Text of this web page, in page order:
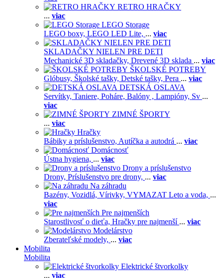
RETRO HRAČKY
... viac
LEGO Storage
LEGO boxy, LEGO LED Lite, ... viac
SKLADAČKY NIELEN PRE DETI
Mechanické 3D skladačky, Drevené 3D sklada ... viac
ŠKOLSKÉ POTREBY
Glóbusy, Školské tašky, Detské tašky, Pera ... viac
DETSKÁ OSLAVA
Servítky, Taniere, Poháre, Balóny , Lampióny, Sv ...
viac
ZIMNÉ ŠPORTY
... viac
Hračky
Bábiky a príslušenstvo, Autíčka a autodrá ... viac
Domácnosť
Ústna hygiena, ... viac
Drony a príslušenstvo
Drony, Príslušenstvo pre drony, ... viac
Na záhradu
Bazény, Vozidlá, Vírivky, VYMAZAT Leto a voda, ...
viac
Pre najmenších
Starostlivosť o dieťa, Hračky pre najmenší ... viac
Modelárstvo
Zberateľské modely, ... viac
Mobilita
Mobilita
Elektrické štvorkolky
... viac